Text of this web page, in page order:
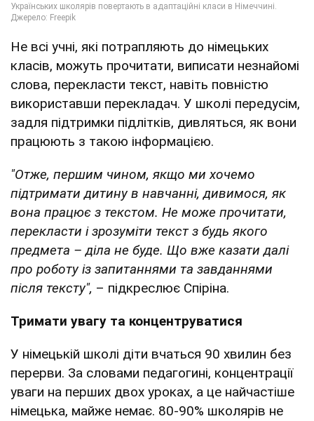
Не всі учні, які потрапляють до німецьких
класів, можуть прочитати, виписати незнайомі
слова, перекласти текст, навіть повністю
використавши перекладач. У школі передусім,
задля підтримки підлітків, дивляться, як вони
працюють з такою інформацією.
"Отже, першим чином, якщо ми хочемо
підтримати дитину в навчанні, дивимося, як
вона працює з текстом. Не може прочитати,
перекласти і зрозуміти текст з будь якого
предмета – діла не буде. Що вже казати далі
про роботу із запитаннями та завданнями
після тексту", – підкреслює Спіріна.
Тримати увагу та концентруватися
У німецькій школі діти вчаться 90 хвилин без
перерви. За словами педагогині, концентрації
уваги на перших двох уроках, а це найчастіше
німецька, майже немає. 80-90% школярів не